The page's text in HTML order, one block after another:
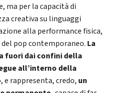
ma per la capacità di
creativa su linguaggi
alla performance fisica,
pop contemporaneo. La
fuori dai confini della
all’interno della
, e rappresenta, credo, un